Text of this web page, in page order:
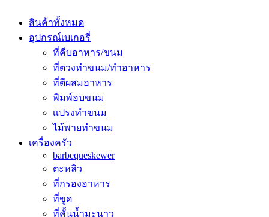
สินค้าทั้งหมด
อุปกรณ์เบเกอรี่
ที่คีบอาหาร/ขนม
ที่ตวงทำขนม/ทำอาหาร
ที่ตีผสมอาหาร
พิมพ์อบขนม
เเปรงทำขนม
ไม้พายทำขนม
เครื่องครัว
barbequeskewer
ตะหลิว
ที่กรองอาหาร
ที่ขูด
ที่คั้นน้ำมะนาว